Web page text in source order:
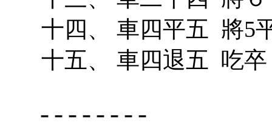
十四、 車四平五 將5
十五、 車四退五 吃卒
╴╴╴╴╴╴╴╴